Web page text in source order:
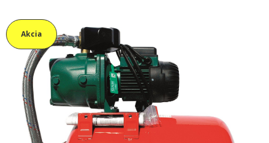
Akcia